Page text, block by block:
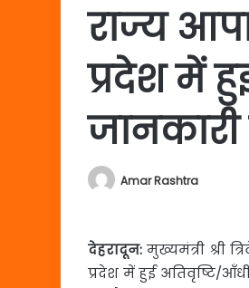
राज्य
प्रदेश में
जानकारी
Amar Rashtra
देहरादून:मुख्यमंत्री श्री
प्रदेश में हुई अतिवृष्टि/